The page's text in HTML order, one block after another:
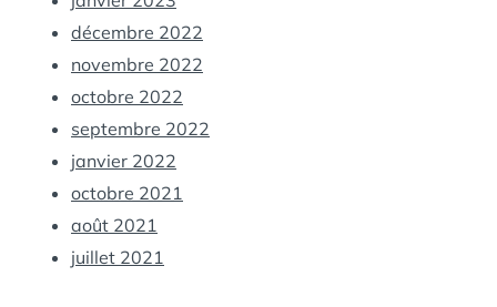
décembre 2022
novembre 2022
octobre 2022
septembre 2022
janvier 2022
octobre 2021
août 2021
juillet 2021